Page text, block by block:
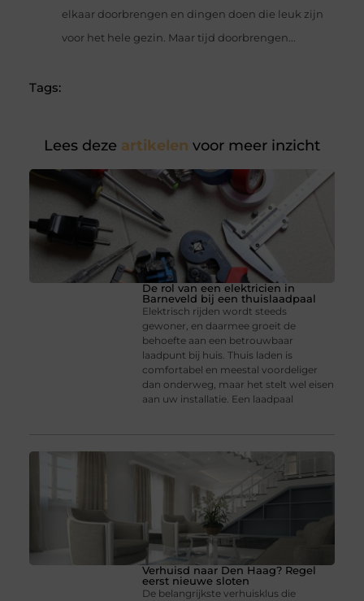
elkaar doorbrengen en dingen doen die leuk zijn
voor het hele gezin. Maar tijd doorbrengen...
Tags:
Lees deze artikelen voor meer inzicht
De rol van een elektricien in
Barneveld bij een thuislaadpaal
Elektrisch rijden wordt steeds
gewoner, en daarmee groeit de
behoefte aan een betrouwbaar
laadpunt bij huis. Thuis laden is
comfortabel en meestal voordeliger
dan onderweg, maar het stelt wel eisen
aan uw installatie. Een laadpaal
Verhuisd naar Den Haag? Regel
eerst nieuwe sloten
De belangrijkste verhuisklus die